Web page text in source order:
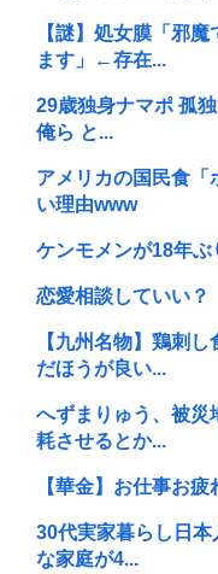
【謎】処女膜「邪
ます」←存在...
29歳独身ナマポ 孤
俺ら と...
アメリカの国民食「
い理由www
ケンモメンが18年
恋愛相談していい？
【九州名物】鶏刺
だほうが良い...
へずまりゅう、被災
耗させるとか...
【華金】お仕事お
30代実家暮らし日
な家庭が4...